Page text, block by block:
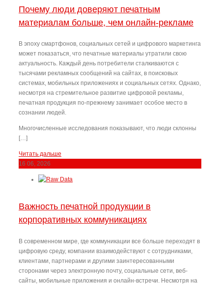
Почему люди доверяют печатным
материалам больше, чем онлайн-рекламе
В эпоху смартфонов, социальных сетей и цифрового маркетинга
может показаться, что печатные материалы утратили свою
актуальность. Каждый день потребители сталкиваются с
тысячами рекламных сообщений на сайтах, в поисковых
системах, мобильных приложениях и социальных сетях. Однако,
несмотря на стремительное развитие цифровой рекламы,
печатная продукция по-прежнему занимает особое место в
сознании людей.
Многочисленные исследования показывают, что люди склонны
[…]
Читать дальше
16 06, 2026
Важность печатной продукции в
корпоративных коммуникациях
В современном мире, где коммуникации все больше переходят в
цифровую среду, компании взаимодействуют с сотрудниками,
клиентами, партнерами и другими заинтересованными
сторонами через электронную почту, социальные сети, веб-
сайты, мобильные приложения и онлайн-встречи. Несмотря на